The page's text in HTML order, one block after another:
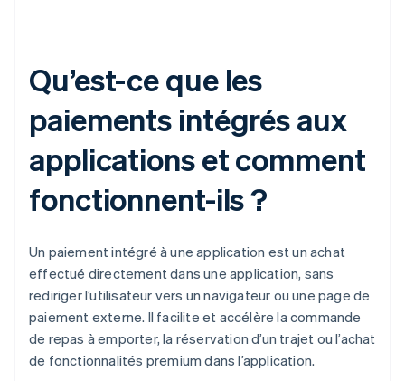
Qu’est-ce que les
paiements intégrés aux
applications et comment
fonctionnent-ils ?
Un paiement intégré à une application est un achat
effectué directement dans une application, sans
rediriger l’utilisateur vers un navigateur ou une page de
paiement externe. Il facilite et accélère la commande
de repas à emporter, la réservation d’un trajet ou l’achat
de fonctionnalités premium dans l’application.